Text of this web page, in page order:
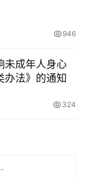
946
未成年人身心
办法》的通知
324